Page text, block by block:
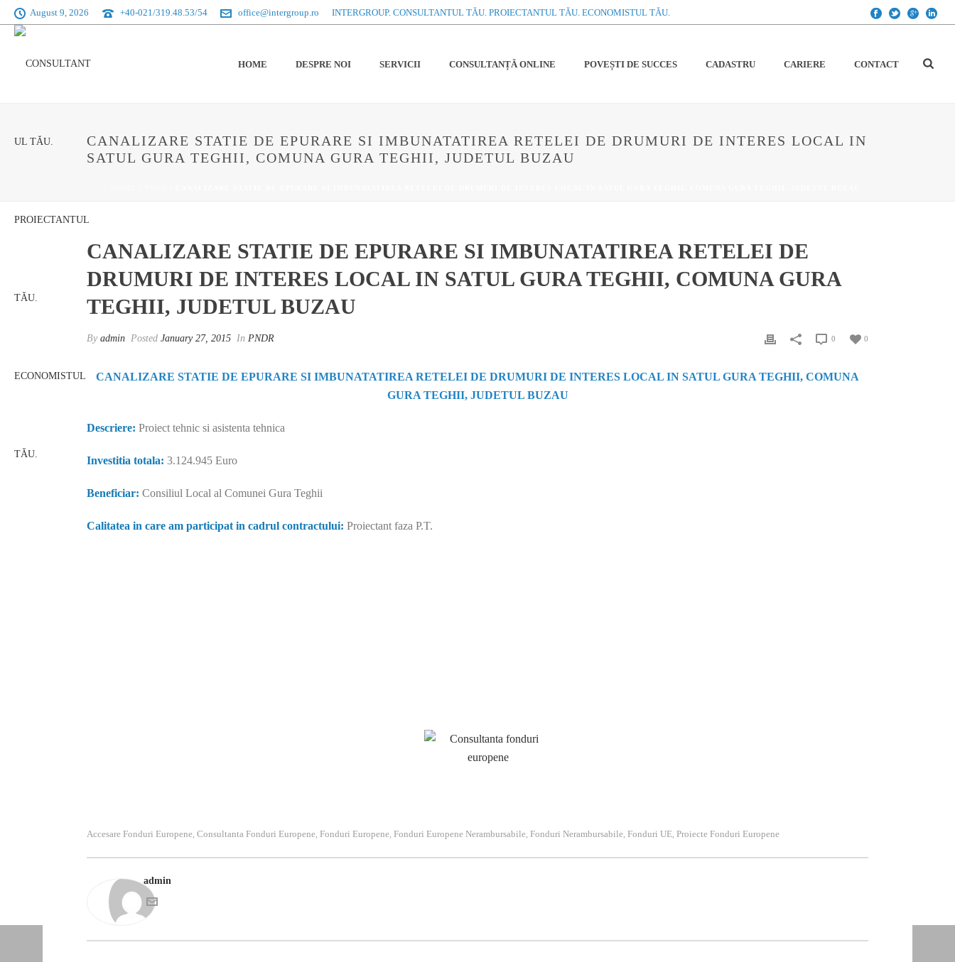
August 9, 2026 +40-021/319.48.53/54 office@intergroup.ro INTERGROUP. CONSULTANTUL TĂU. PROIECTANTUL TĂU. ECONOMISTUL TĂU.
HOME DESPRE NOI SERVICII CONSULTANȚĂ ONLINE POVEȘTI DE SUCCES CADASTRU CARIERE CONTACT
CANALIZARE STATIE DE EPURARE SI IMBUNATATIREA RETELEI DE DRUMURI DE INTERES LOCAL IN
SATUL GURA TEGHII, COMUNA GURA TEGHII, JUDETUL BUZAU
CANALIZARE STATIE DE EPURARE SI IMBUNATATIREA RETELEI DE
DRUMURI DE INTERES LOCAL IN SATUL GURA TEGHII, COMUNA GURA
TEGHII, JUDETUL BUZAU
By admin Posted January 27, 2015 In PNDR 0
0
CANALIZARE STATIE DE EPURARE SI IMBUNATATIREA RETELEI DE DRUMURI DE INTERES LOCAL IN SATUL GURA TEGHII, COMUNA
GURA TEGHII, JUDETUL BUZAU
Descriere: Proiect tehnic si asistenta tehnica
Investitia totala: 3.124.945 Euro
Beneficiar: Consiliul Local al Comunei Gura Teghii
Calitatea in care am participat in cadrul contractului: Proiectant faza P.T.
Accesare Fonduri Europene, Consultanta Fonduri Europene, Fonduri Europene, Fonduri Europene Nerambursabile, Fonduri Nerambursabile, Fonduri UE, Proiecte Fonduri Europene
admin